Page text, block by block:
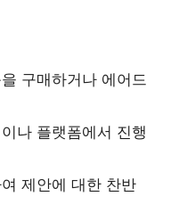
구매하거나 에어드
나 플랫폼에서 진행
제안에 대한 찬반